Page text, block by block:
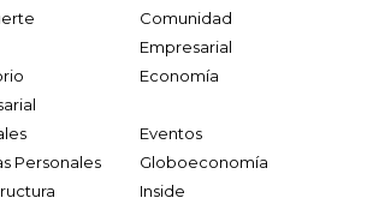
Comunidad
Empresarial
Economía
Eventos
Personales
Globoeconomía
Inside